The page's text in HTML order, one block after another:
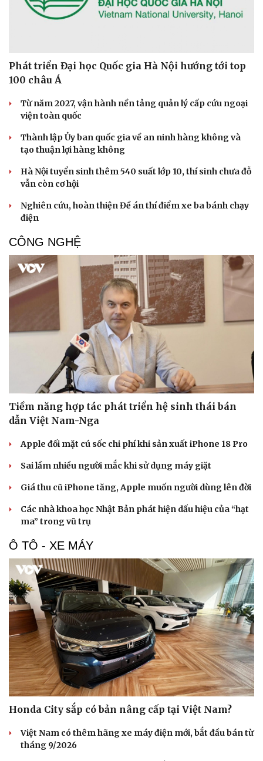
Văn hóa
Sân khấu - Điện ảnh
Văn học
Âm nhạc
Di sản
Giải trí
Nghệ sĩ
Thời trang
Sao Việt
Phát triển Đại học Quốc gia Hà Nội hướng tới top
100 châu Á
Từ năm 2027, vận hành nền tảng quản lý cấp cứu ngoại
viện toàn quốc
Thành lập Ủy ban quốc gia về an ninh hàng không và
tạo thuận lợi hàng không
Hà Nội tuyển sinh thêm 540 suất lớp 10, thí sinh chưa đỗ
vẫn còn cơ hội
Nghiên cứu, hoàn thiện Đề án thí điểm xe ba bánh chạy
điện
CÔNG NGHỆ
Tiềm năng hợp tác phát triển hệ sinh thái bán
dẫn Việt Nam-Nga
Apple đối mặt cú sốc chi phí khi sản xuất iPhone 18 Pro
Sai lầm nhiều người mắc khi sử dụng máy giặt
Giá thu cũ iPhone tăng, Apple muốn người dùng lên đời
Các nhà khoa học Nhật Bản phát hiện dấu hiệu của “hạt
ma” trong vũ trụ
Ô TÔ - XE MÁY
Honda City sắp có bản nâng cấp tại Việt Nam?
Việt Nam có thêm hãng xe máy điện mới, bắt đầu bán từ
tháng 9/2026